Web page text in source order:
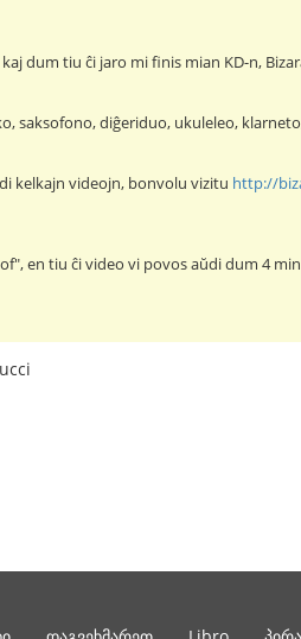
dum tiu ĉi jaro mi finis mian KD-n,
saksofono, diĝeriduo, ukuleleo,
kelkajn videojn, bonvolu vizitu http://
en tiu ĉi video vi povos aŭdi dum 4